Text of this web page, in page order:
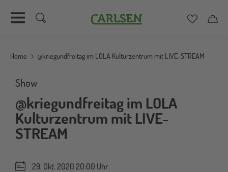
zum
Carlsen
Home @kriegundfreitag im LOLA Kulturzentrum mit LIVE-STREAM
Show
@kriegundfreitag im LOLA
Kulturzentrum mit LIVE-
STREAM
29. Okt. 2020 20:00 Uhr